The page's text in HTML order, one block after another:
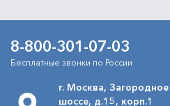
8-800-301-07-03
Бесплатные звонки по России
г. Москва, Загородное
шоссе, д.15, корп.1